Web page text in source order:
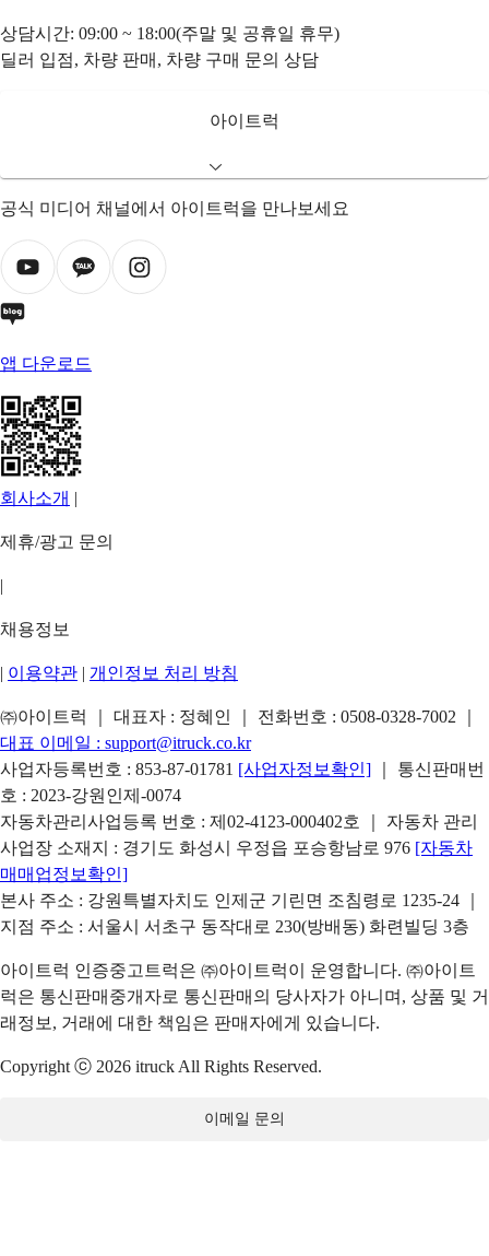
상담시간: 09:00 ~ 18:00(주말 및 공휴일 휴무)
딜러 입점, 차량 판매, 차량 구매 문의 상담
아이트럭
공식 미디어 채널에서 아이트럭을 만나보세요
앱 다운로드
회사소개 |
제휴/광고 문의
|
채용정보
| 이용약관 | 개인정보 처리 방침
㈜아이트럭 ｜ 대표자 : 정혜인 ｜ 전화번호 : 0508-0328-7002
대표 이메일 : support@itruck.co.kr
사업자등록번호 : 853-87-01781 [사업자정보확인]
｜ 통신판매번
호 : 2023-강원인제-0074
자동차관리사업등록 번호 : 제02-4123-000402호 ｜ 자동차 관리
사업장 소재지 : 경기도 화성시 우정읍 포승항남로 976 [자동차
매매업정보확인]
본사 주소 : 강원특별자치도 인제군 기린면 조침령로 1235-24 ｜
지점 주소 : 서울시 서초구 동작대로 230(방배동) 화련빌딩 3층
아이트럭 인증중고트럭은 ㈜아이트럭이 운영합니다. ㈜아이트
럭은 통신판매중개자로 통신판매의 당사자가 아니며, 상품 및 거
래정보, 거래에 대한 책임은 판매자에게 있습니다.
Copyright ⓒ 2026 itruck All Rights Reserved.
이메일 문의